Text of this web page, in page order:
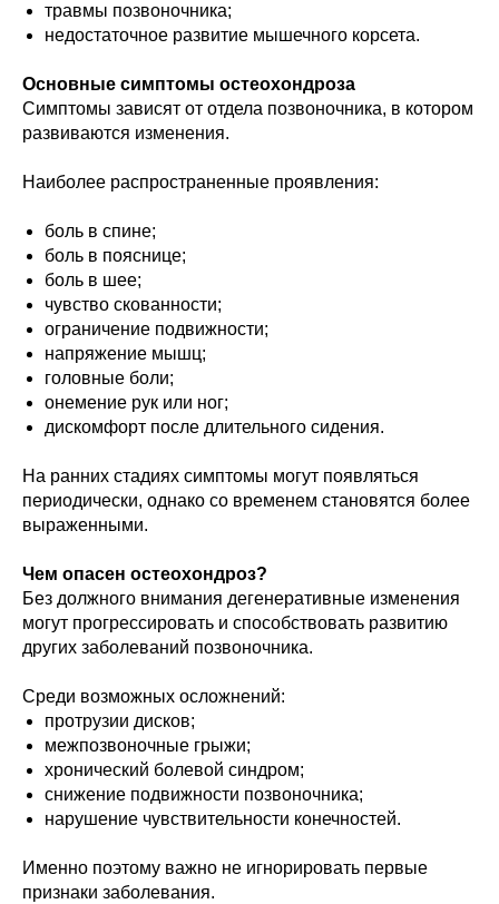
травмы позвоночника;
недостаточное развитие мышечного корсета.
Основные симптомы остеохондроза
Симптомы зависят от отдела позвоночника, в котором
развиваются изменения.
Наиболее распространенные проявления:
боль в спине;
боль в пояснице;
боль в шее;
чувство скованности;
ограничение подвижности;
напряжение мышц;
головные боли;
онемение рук или ног;
дискомфорт после длительного сидения.
На ранних стадиях симптомы могут появляться
периодически, однако со временем становятся более
выраженными.
Чем опасен остеохондроз?
Без должного внимания дегенеративные изменения
могут прогрессировать и способствовать развитию
других заболеваний позвоночника.
Среди возможных осложнений:
протрузии дисков;
межпозвоночные грыжи;
хронический болевой синдром;
снижение подвижности позвоночника;
нарушение чувствительности конечностей.
Именно поэтому важно не игнорировать первые
признаки заболевания.